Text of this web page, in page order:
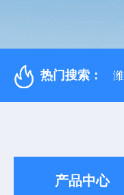
热门搜索：
产品中心